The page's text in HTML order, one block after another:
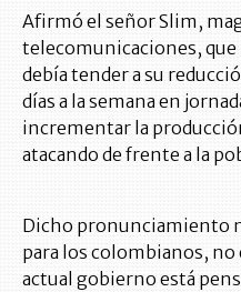
Afirmó el señor Slim,
telecomunicaciones, que
debía tender a su
días a la semana en
incrementar la
atacando de frente a la
Dicho pronunciamiento
para los colombianos, no
actual gobierno está